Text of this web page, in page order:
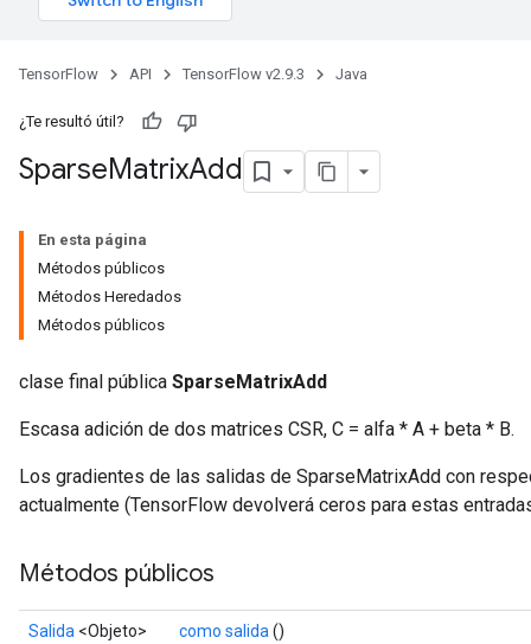
TensorFlow API TensorFlow v2.9.3 Java
¿Te resultó útil?
SparseMatrixAdd
En esta página
Métodos públicos
Métodos Heredados
Métodos públicos
clase final pública SparseMatrixAdd
Escasa adición de dos matrices CSR, C = alfa * A + beta * B.
Los gradientes de las salidas de SparseMatrixAdd con
actualmente (TensorFlow devolverá ceros para estas
Métodos públicos
Salida <Objeto> como salida ()